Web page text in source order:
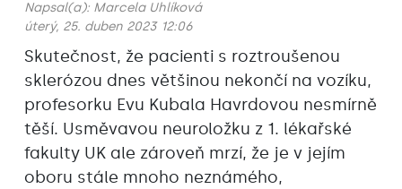
Napsal(a): Marcela Uhlíková
úterý, 25. duben 2023 12:06
Skutečnost, že pacienti s roztroušenou
sklerózou dnes většinou nekončí na vozíku,
profesorku Evu Kubala Havrdovou nesmírně
těší. Usměvavou neuroložku z 1. lékařské
fakulty UK ale zároveň mrzí, že je v jejím
oboru stále mnoho neznámého,